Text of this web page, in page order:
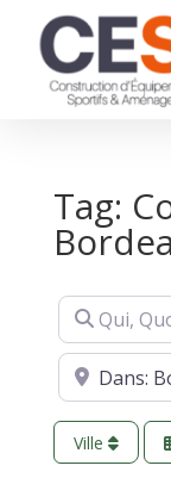
Tag:
Qui, Quoi ?
Où ?
Ville